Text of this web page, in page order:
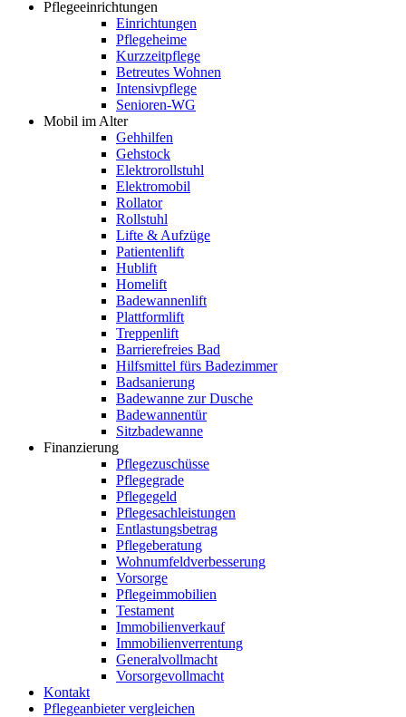
Pflegeeinrichtungen
Einrichtungen
Pflegeheime
Kurzzeitpflege
Betreutes Wohnen
Intensivpflege
Senioren-WG
Mobil im Alter
Gehhilfen
Gehstock
Elektrorollstuhl
Elektromobil
Rollator
Rollstuhl
Lifte & Aufzüge
Patientenlift
Hublift
Homelift
Badewannenlift
Plattformlift
Treppenlift
Barrierefreies Bad
Hilfsmittel fürs Badezimmer
Badsanierung
Badewanne zur Dusche
Badewannentür
Sitzbadewanne
Finanzierung
Pflegezuschüsse
Pflegegrade
Pflegegeld
Pflegesachleistungen
Entlastungsbetrag
Pflegeberatung
Wohnumfeldverbesserung
Vorsorge
Pflegeimmobilien
Testament
Immobilienverkauf
Immobilienverrentung
Generalvollmacht
Vorsorgevollmacht
Kontakt
Pflegeanbieter vergleichen